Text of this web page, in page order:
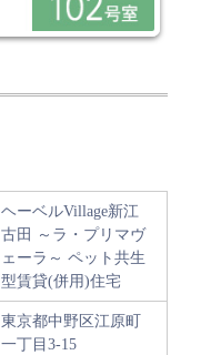
ヘーベルVillage新江
古田 ～ラ・プリマヴ
ェーラ～ ペット共生
型賃貸(併用)住宅
東京都中野区江原町
一丁目3-15